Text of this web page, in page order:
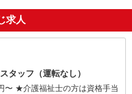
求人
タッフ（運転なし）
〜 ★介護福祉士の方は資格手当